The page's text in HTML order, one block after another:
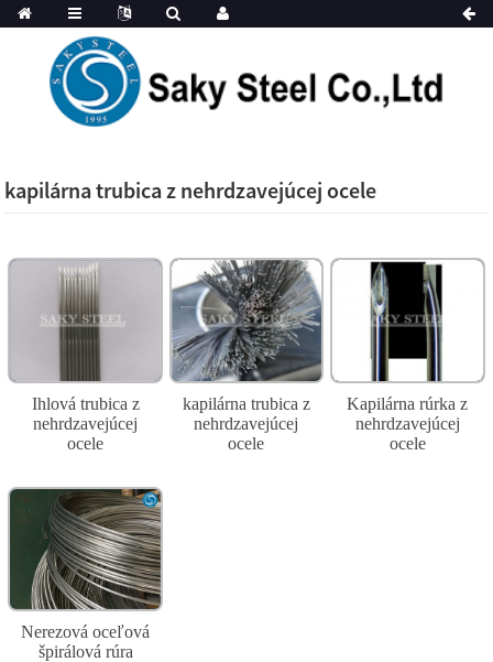
kapilárna trubica z nehrdzavejúcej ocele
Ihlová trubica z
nehrdzavejúcej
ocele
kapilárna trubica z
nehrdzavejúcej
ocele
Kapilárna rúrka z
nehrdzavejúcej
ocele
Nerezová oceľová
špirálová rúra